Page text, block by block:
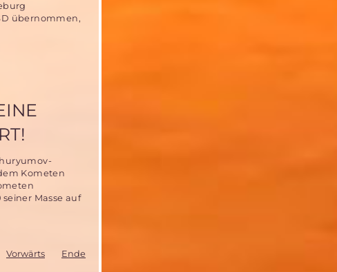
übernommen,
Kometen
Masse auf
Vorwärts Ende